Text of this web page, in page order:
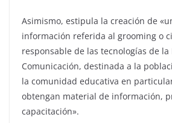
Asimismo, estipula la creación de
información referida al grooming o
responsable de las tecnologías de
Comunicación, destinada a la
la comunidad educativa en
obtengan material de información,
capacitación».